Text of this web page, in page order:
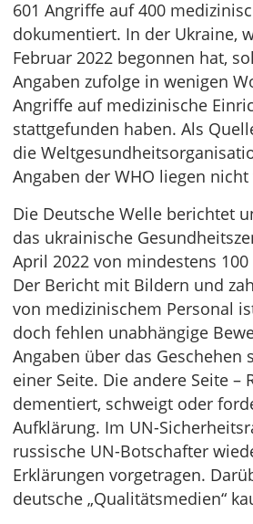
601 Angriffe auf 400
dokumentiert. In der Ukraine,
Februar 2022 begonnen hat,
Angaben zufolge in wenigen
Angriffe auf medizinische
stattgefunden haben. Als
die
Angaben der WHO liegen nicht
Die Deutsche Welle berichtet
das ukrainische
April 2022 von mindestens
Der Bericht mit Bildern und
von medizinischem Personal
doch fehlen unabhängige
Angaben über das Geschehen
einer Seite. Die andere Seite –
dementiert, schweigt oder
Aufklärung. Im UN-
russische UN-Botschafter
Erklärungen vorgetragen.
deutsche „Qualitätsmedien“